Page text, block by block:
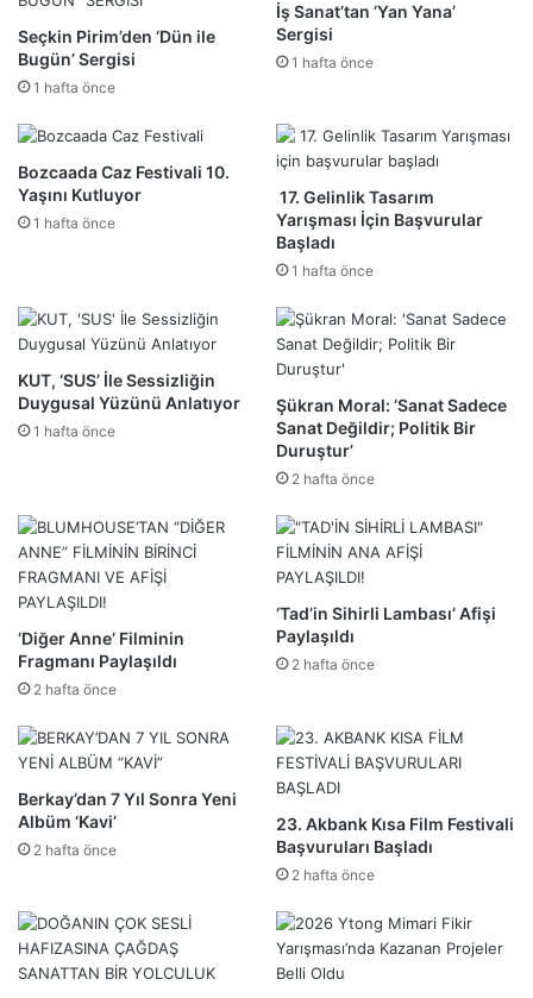
Seçkin Pirim’den ‘Dün ile
Bugün’ Sergisi
1 hafta önce
İş Sanat’tan ‘Yan Yana’
Sergisi
1 hafta önce
Bozcaada Caz Festivali 10.
Yaşını Kutluyor
1 hafta önce
17. Gelinlik Tasarım
Yarışması İçin Başvurular
Başladı
1 hafta önce
KUT, ‘SUS’ İle Sessizliğin
Duygusal Yüzünü Anlatıyor
1 hafta önce
Şükran Moral: ‘Sanat Sadece
Sanat Değildir; Politik Bir
Duruştur’
2 hafta önce
‘Diğer Anne’ Filminin
Fragmanı Paylaşıldı
2 hafta önce
‘Tad’in Sihirli Lambası’ Afişi
Paylaşıldı
2 hafta önce
Berkay’dan 7 Yıl Sonra Yeni
Albüm ‘Kavi’
2 hafta önce
23. Akbank Kısa Film Festivali
Başvuruları Başladı
2 hafta önce